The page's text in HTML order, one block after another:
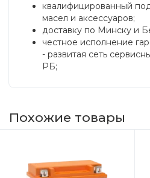
квалифицированный
масел и аксессуаров;
доставку по Минску и
честное исполнение
- развитая сеть
РБ;
Похожие товары